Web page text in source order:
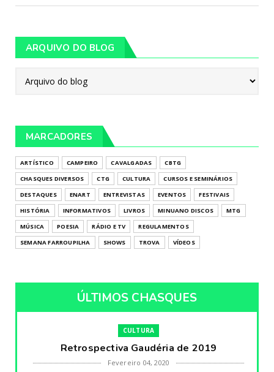
ARQUIVO DO BLOG
MARCADORES
ARTÍSTICO CAMPEIRO CAVALGADAS
CBTG
CHASQUES DIVERSOS
CTG CULTURA
CURSOS E SEMINÁRIOS
DESTAQUES
ENART ENTREVISTAS EVENTOS
FESTIVAIS
HISTÓRIA
INFORMATIVOS LIVROS MINUANO DISCOS
MTG
MÚSICA
POESIA RÁDIO E TV
REGULAMENTOS
SEMANA FARROUPILHA
SHOWS TROVA VÍDEOS
ÚLTIMOS CHASQUES
CULTURA
Retrospectiva Gaudéria de 2019
Fevereiro 04, 2020